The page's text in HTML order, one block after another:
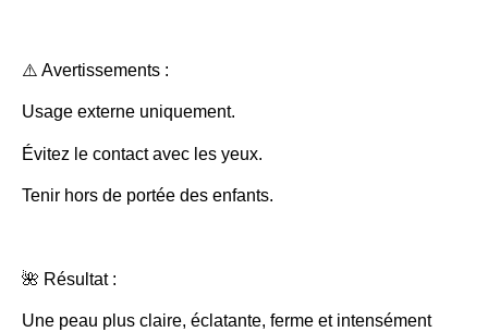
⚠️ Avertissements :
Usage externe uniquement.
Évitez le contact avec les yeux.
Tenir hors de portée des enfants.
🌺 Résultat :
Une peau plus claire, éclatante, ferme et intensément